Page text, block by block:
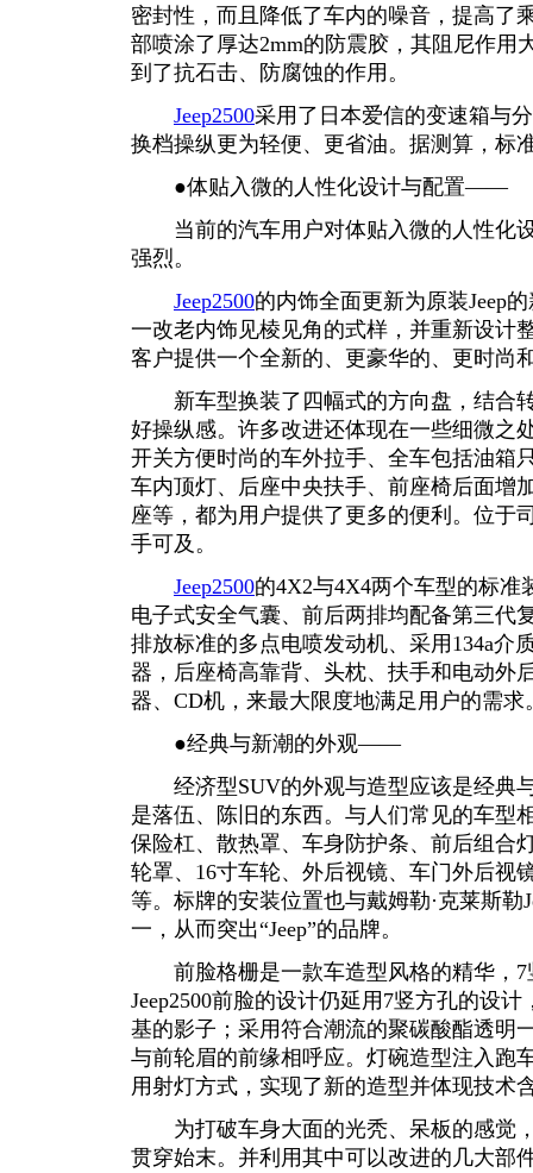
密封性，而且降低了车内的噪音，提高了
部喷涂了厚达2mm的防震胶，其阻尼作用
到了抗石击、防腐蚀的作用。
Jeep2500采用了日本爱信的变速箱与
换档操纵更为轻便、更省油。据测算，标
●体贴入微的人性化设计与配置——
当前的汽车用户对体贴入微的人性化
强烈。
Jeep2500的内饰全面更新为原装Jeep
一改老内饰见棱见角的式样，并重新设计
客户提供一个全新的、更豪华的、更时尚
新车型换装了四幅式的方向盘，结合
好操纵感。许多改进还体现在一些细微之
开关方便时尚的车外拉手、全车包括油箱
车内顶灯、后座中央扶手、前座椅后面增
座等，都为用户提供了更多的便利。位于
手可及。
Jeep2500的4X2与4X4两个车型的标
电子式安全气囊、前后两排均配备第三代
排放标准的多点电喷发动机、采用134a介
器，后座椅高靠背、头枕、扶手和电动外
器、CD机，来最大限度地满足用户的需求
●经典与新潮的外观——
经济型SUV的外观与造型应该是经典
是落伍、陈旧的东西。与人们常见的车型
保险杠、散热罩、车身防护条、前后组合
轮罩、16寸车轮、外后视镜、车门外后视
等。标牌的安装位置也与戴姆勒·克莱斯勒
一，从而突出“Jeep”的品牌。
前脸格栅是一款车造型风格的精华，7
Jeep2500前脸的设计仍延用7竖方孔的设
基的影子；采用符合潮流的聚碳酸酯透明
与前轮眉的前缘相呼应。灯碗造型注入跑
用射灯方式，实现了新的造型并体现技术
为打破车身大面的光秃、呆板的感觉
贯穿始末。并利用其中可以改进的几大部